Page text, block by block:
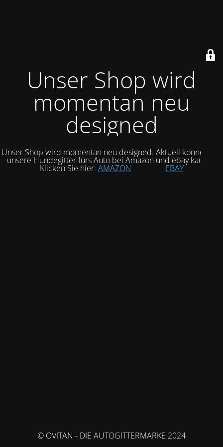
Unser Shop wird
momentan neu
designed
Unser Shop wird momentan neu designed. Aktuell können Sie
unsere Hundegitter fürs Auto bei Amazon und ebay kaufen.
Klicken Sie hier: AMAZON EBAY
© OVITAN - DIE AUTOGITTERMARKE 2024